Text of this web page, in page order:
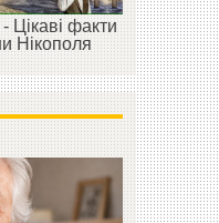
Цікаві факти
Нікополя